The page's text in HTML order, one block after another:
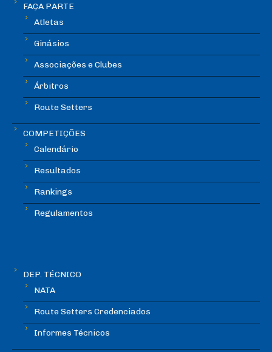
FAÇA PARTE
Atletas
Ginásios
Associações e Clubes
Árbitros
Route Setters
COMPETIÇÕES
Calendário
Resultados
Rankings
Regulamentos
DEP. TÉCNICO
NATA
Route Setters Credenciados
Informes Técnicos